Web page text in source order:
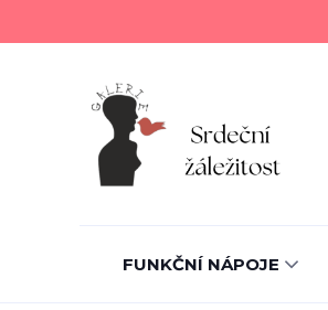
FUNKČNÍ NÁPOJE